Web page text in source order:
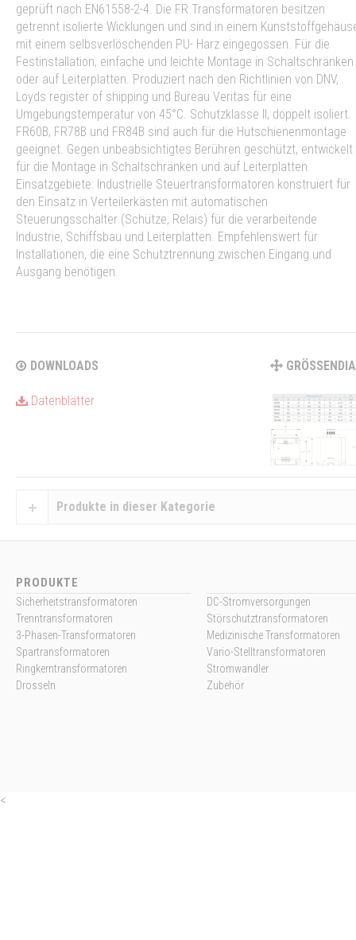
geprüft nach EN61558-2-4. Die FR Transformatoren besitzen
getrennt isolierte Wicklungen und sind in einem
mit einem selbsverlöschenden PU- Harz eingegossen. Für die
Festinstallation, einfache und leichte Montage in Schaltschränken
oder auf Leiterplatten. Produziert nach den Richtlinien von DNV,
Loyds register of shipping und Bureau Veritas für eine
Umgebungstemperatur von 45°C. Schutzklasse II, doppelt isoliert.
FR60B, FR78B und FR84B sind auch für die Hutschienenmontage
geeignet. Gegen unbeabsichtigtes Berühren geschützt, entwickelt
für die Montage in Schaltschränken und auf Leiterplatten.
Einsatzgebiete: Industrielle Steuertransformatoren konstruiert für
den Einsatz in Verteilerkästen mit automatischen
Steuerungsschalter (Schütze, Relais) für die verarbeitende
Industrie, Schiffsbau und Leiterplatten. Empfehlenswert für
Installationen, die eine Schutztrennung zwischen Eingang und
Ausgang benötigen.
DOWNLOADS
Datenblätter
Produkte in dieser Kategorie
PRODUKTE
Sicherheitstransformatoren
Trenntransformatoren
3-Phasen-Transformatoren
Spartransformatoren
Ringkerntransformatoren
Drosseln
DC-Stromversorgungen
Störschutztransformatoren
Medizinische Transformatoren
Vario-Stelltransformatoren
Stromwandler
Zubehör
<